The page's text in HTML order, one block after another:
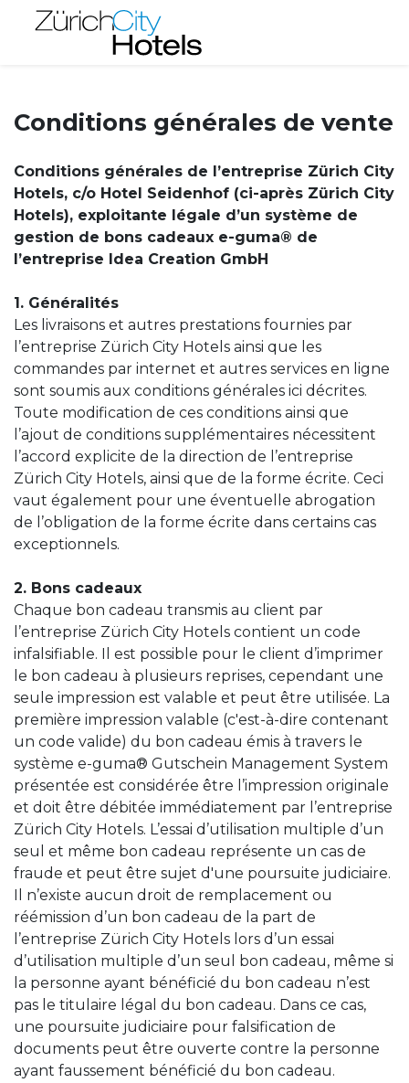
Conditions générales de vente
Conditions générales de l’entreprise Zürich City
Hotels, c/o Hotel Seidenhof (ci-après Zürich City
Hotels), exploitante légale d’un système de
gestion de bons cadeaux e-guma® de
l’entreprise Idea Creation GmbH
1. Généralités
Les livraisons et autres prestations fournies par
l’entreprise Zürich City Hotels ainsi que les
commandes par internet et autres services en ligne
sont soumis aux conditions générales ici décrites.
Toute modification de ces conditions ainsi que
l’ajout de conditions supplémentaires nécessitent
l’accord explicite de la direction de l’entreprise
Zürich City Hotels, ainsi que de la forme écrite. Ceci
vaut également pour une éventuelle abrogation
de l’obligation de la forme écrite dans certains cas
exceptionnels.
2. Bons cadeaux
Chaque bon cadeau transmis au client par
l’entreprise Zürich City Hotels contient un code
infalsifiable. Il est possible pour le client d’imprimer
le bon cadeau à plusieurs reprises, cependant une
seule impression est valable et peut être utilisée. La
première impression valable (c'est-à-dire contenant
un code valide) du bon cadeau émis à travers le
système e-guma® Gutschein Management System
présentée est considérée être l’impression originale
et doit être débitée immédiatement par l’entreprise
Zürich City Hotels. L’essai d’utilisation multiple d’un
seul et même bon cadeau représente un cas de
fraude et peut être sujet d'une poursuite judiciaire.
Il n’existe aucun droit de remplacement ou
réémission d’un bon cadeau de la part de
l’entreprise Zürich City Hotels lors d’un essai
d’utilisation multiple d’un seul bon cadeau, même si
la personne ayant bénéficié du bon cadeau n’est
pas le titulaire légal du bon cadeau. Dans ce cas,
une poursuite judiciaire pour falsification de
documents peut être ouverte contre la personne
ayant faussement bénéficié du bon cadeau.